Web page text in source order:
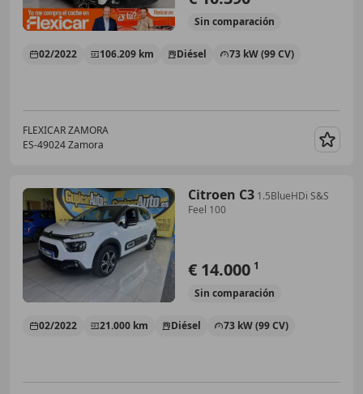
Sin comparación
02/2022 106.209 km Diésel 73 kW (99 CV)
FLEXICAR ZAMORA
ES-49024 Zamora
Citroen C3 1.5BlueHDi S&S
Feel 100
€ 14.000 1
Sin comparación
02/2022 21.000 km Diésel 73 kW (99 CV)